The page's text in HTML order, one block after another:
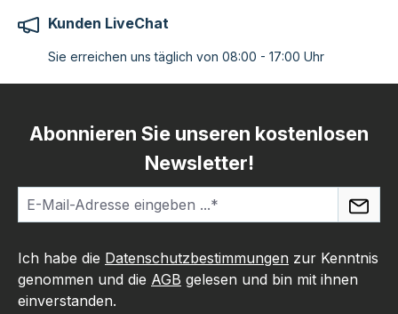
Kunden LiveChat
Sie erreichen uns täglich von 08:00 - 17:00 Uhr
Abonnieren Sie unseren kostenlosen
Newsletter!
Ich habe die Datenschutzbestimmungen zur Kenntnis
genommen und die AGB gelesen und bin mit ihnen
einverstanden.